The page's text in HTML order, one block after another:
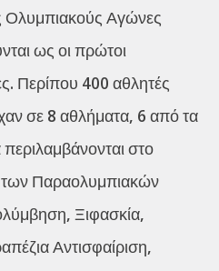
Αγώνες
ως οι πρώτοι
Περίπου 400 αθλητές
σε 8 αθλήματα, 6 από τα
στο
Παραολυμπιακών
Ξιφασκία,
Αντισφαίριση,